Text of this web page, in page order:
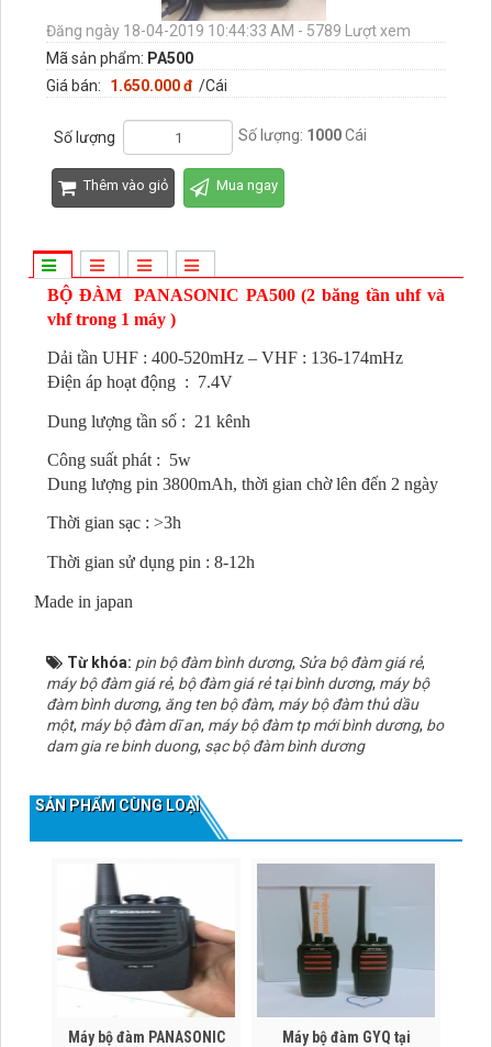
Đăng ngày 18-04-2019 10:44:33 AM - 5789 Lượt xem
Mã sản phẩm: PA500
Giá bán:
1.650.000 đ /Cái
Số lượng Số lượng: 1000Cái
Thêm vào giỏ Mua ngay
BỘ ĐÀM
PANASONIC PA500 (2 băng tần uhf và
vhf trong 1 máy )
Dải tần UHF : 400-520mHz – VHF : 136-174mHz
Điện áp hoạt động : 7.4V
Dung lượng tần số : 21 kênh
Công suất phát : 5w
Dung lượng pin 3800mAh, thời gian chờ lên đến 2 ngày
Thời gian sạc : >3h
Thời gian sử dụng pin : 8-12h
Made in japan
Từ khóa: pin bộ đàm bình dương, Sửa bộ đàm giá rẻ,
máy bộ đàm giá rẻ, bộ đàm giá rẻ tại bình dương, máy bộ
đàm bình dương, ăng ten bộ đàm, máy bộ đàm thủ dầu
một, máy bộ đàm dĩ an, máy bộ đàm tp mới bình dương, bo
dam gia re binh duong, sạc bộ đàm bình dương
SẢN PHẨM CÙNG LOẠI
Máy bộ đàm PANASONIC
Máy bộ đàm GYQ tại